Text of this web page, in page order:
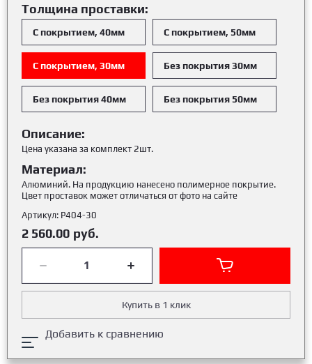
Толщина проставки:
С покрытием, 40мм С покрытием, 50мм
С покрытием, 30мм Без покрытия 30мм
Без покрытия 40мм Без покрытия 50мм
Описание:
Цена указана за комплект 2шт.
Материал:
Алюминий. На продукцию нанесено полимерное покрытие.
Цвет проставок может отличаться от фото на сайте
Артикул: Р404-30
2 560.00 руб.
Купить в 1 клик
Добавить к сравнению